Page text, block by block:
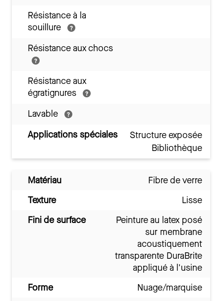
Résistance à la
souillure
Résistance aux chocs
Résistance aux
égratignures
Lavable
Applications spéciales
Structure exposée
Bibliothèque
Matériau
Fibre de verre
Texture
Lisse
Fini de surface
Peinture au latex posé
sur membrane
acoustiquement
transparente DuraBrite
appliqué à l'usine
Forme
Nuage/marquise